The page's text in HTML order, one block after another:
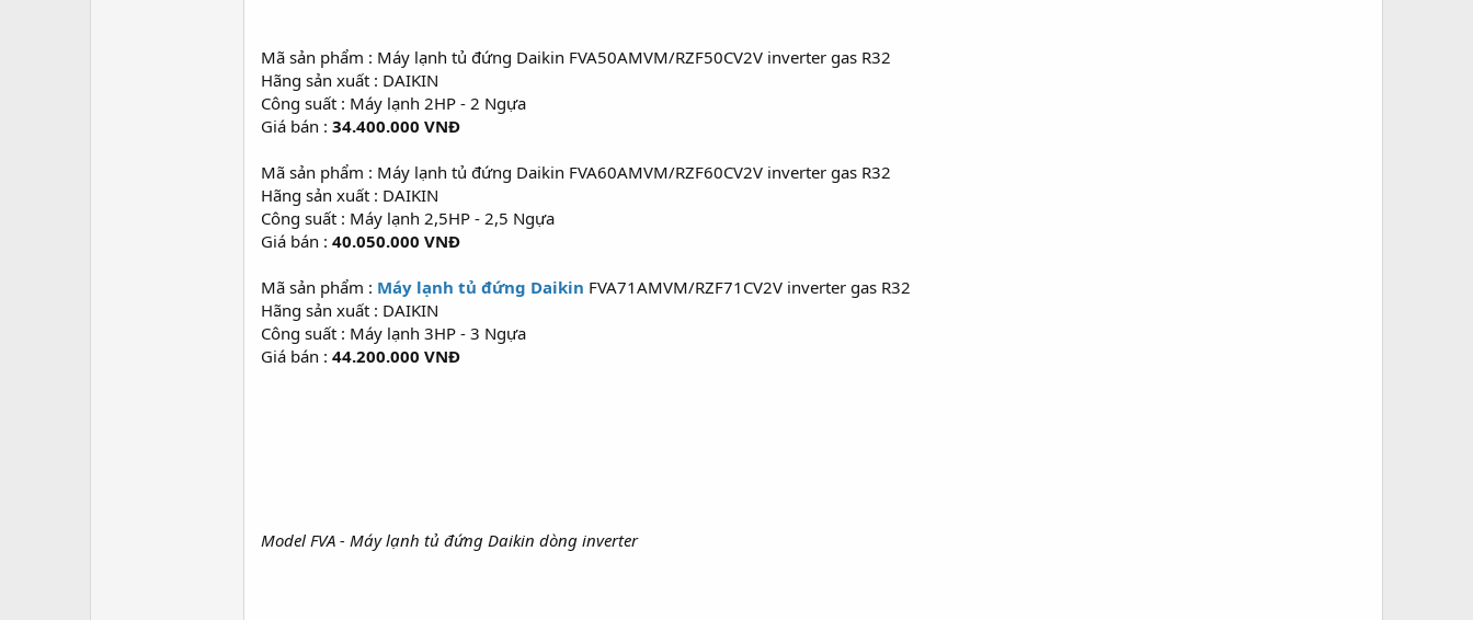
Mã sản phẩm : Máy lạnh tủ đứng Daikin FVA50AMVM/RZF50CV2V inverter gas R32
Hãng sản xuất : DAIKIN
Công suất : Máy lạnh 2HP - 2 Ngựa
Giá bán : 34.400.000 VNĐ
Mã sản phẩm : Máy lạnh tủ đứng Daikin FVA60AMVM/RZF60CV2V inverter gas R32
Hãng sản xuất : DAIKIN
Công suất : Máy lạnh 2,5HP - 2,5 Ngựa
Giá bán : 40.050.000 VNĐ
Mã sản phẩm : Máy lạnh tủ đứng Daikin FVA71AMVM/RZF71CV2V inverter gas R32
Hãng sản xuất : DAIKIN
Công suất : Máy lạnh 3HP - 3 Ngựa
Giá bán : 44.200.000 VNĐ
Model FVA - Máy lạnh tủ đứng Daikin dòng inverter